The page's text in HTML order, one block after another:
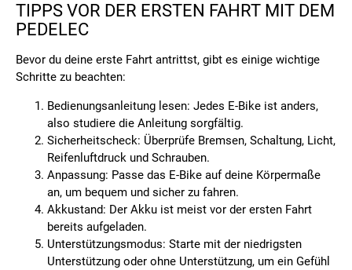
TIPPS VOR DER ERSTEN FAHRT MIT DEM
PEDELEC
Bevor du deine erste Fahrt antrittst, gibt es einige wichtige
Schritte zu beachten:
Bedienungsanleitung lesen: Jedes E-Bike ist anders,
also studiere die Anleitung sorgfältig.
Sicherheitscheck: Überprüfe Bremsen, Schaltung, Licht,
Reifenluftdruck und Schrauben.
Anpassung: Passe das E-Bike auf deine Körpermaße
an, um bequem und sicher zu fahren.
Akkustand: Der Akku ist meist vor der ersten Fahrt
bereits aufgeladen.
Unterstützungsmodus: Starte mit der niedrigsten
Unterstützung oder ohne Unterstützung, um ein Gefühl